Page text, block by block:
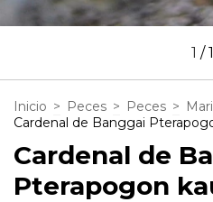
1 /1
Inicio > Peces > Peces >
Cardenal de Banggai
Cardenal de
Pterapogon